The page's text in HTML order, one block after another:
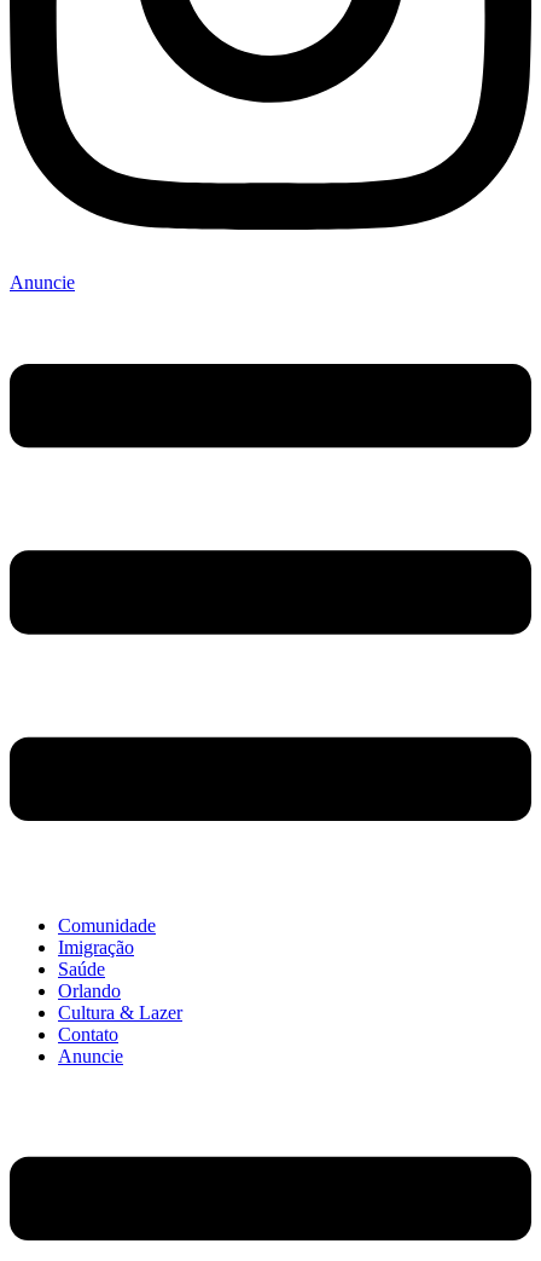
Anuncie
Comunidade
Imigração
Saúde
Orlando
Cultura & Lazer
Contato
Anuncie